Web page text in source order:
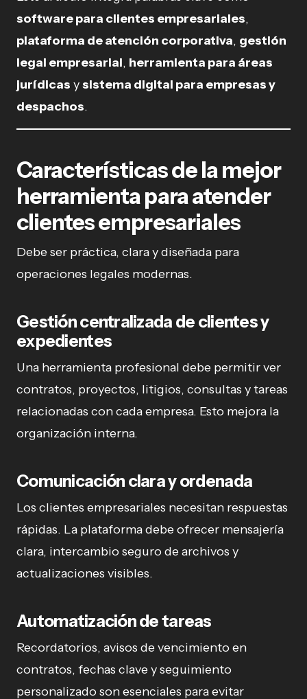
software para clientes empresariales,
plataforma de atención corporativa, gestión
legal empresarial, herramienta para áreas
jurídicas ysistema digital para empresas y
despachos.
Características de la mejor
herramienta para atender
clientes empresariales
Debe ser práctica, clara y diseñada para
operaciones legales modernas.
Gestión centralizada de clientes y
expedientes
Una herramienta profesional debe permitir ver
contratos, proyectos, litigios, consultas y tareas
relacionadas con cada empresa. Esto mejora la
organización interna.
Comunicación clara y ordenada
Los clientes empresariales necesitan respuestas
rápidas. La plataforma debe ofrecer mensajería
clara, intercambio seguro de archivos y
actualizaciones visibles.
Automatización de tareas
Recordatorios, avisos de vencimiento en
contratos, fechas clave y seguimiento
personalizado son esenciales para evitar